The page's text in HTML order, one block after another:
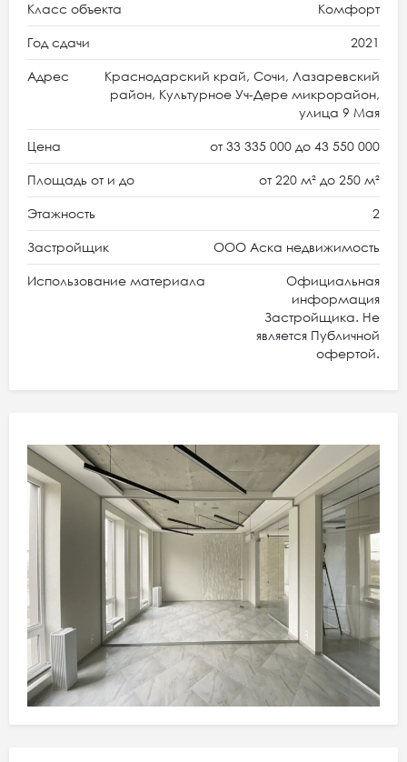
Класс объекта Комфорт
Год сдачи 2021
Адрес
Краснодарский край, Сочи, Лазаревский
район, Культурное Уч-Дере микрорайон,
улица 9 Мая
Цена от 33 335 000 до 43 550 000
Площадь от и до от 220 м² до 250 м²
Этажность 2
Застройщик ООО Аска недвижимость
Использование материала
Официальная
информация
Застройщика. Не
является Публичной
офертой.